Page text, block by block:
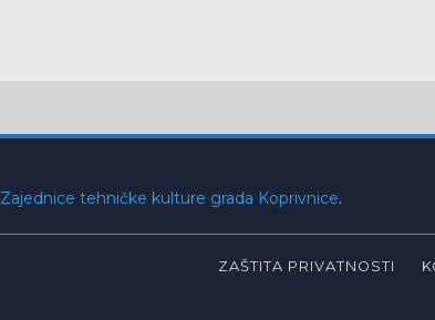
Zajednice tehničke kulture grada Koprivnice.
ZAŠTITA PRIVATNOSTI